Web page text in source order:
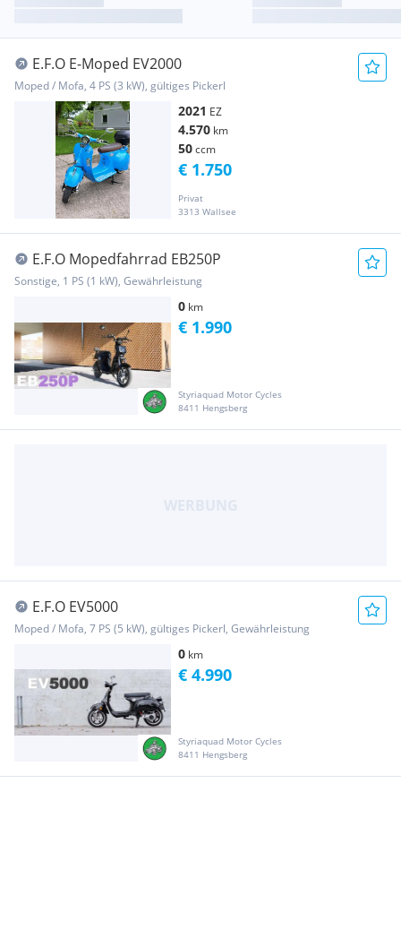
E.F.O E-Moped EV2000
Moped / Mofa, 4 PS (3 kW), gültiges Pickerl
2021 EZ
4.570 km
50ccm
Privat
3313 Wallsee
€ 1.750
E.F.O Mopedfahrrad EB250P
Sonstige, 1 PS (1 kW), Gewährleistung
0 km
Styriaquad Motor Cycles
8411 Hengsberg
€ 1.990
E.F.O EV5000
Moped / Mofa, 7 PS (5 kW), gültiges Pickerl, Gewährleistung
0 km
Styriaquad Motor Cycles
8411 Hengsberg
€ 4.990